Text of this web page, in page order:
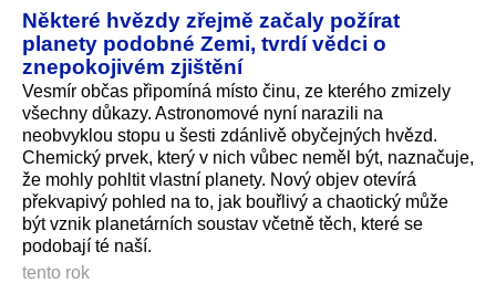
Některé hvězdy zřejmě začaly požírat
planety podobné Zemi, tvrdí vědci o
znepokojivém zjištění
Vesmír občas připomíná místo činu, ze kterého zmizely
všechny důkazy. Astronomové nyní narazili na
neobvyklou stopu u šesti zdánlivě obyčejných hvězd.
Chemický prvek, který v nich vůbec neměl být, naznačuje,
že mohly pohltit vlastní planety. Nový objev otevírá
překvapivý pohled na to, jak bouřlivý a chaotický může
být vznik planetárních soustav včetně těch, které se
podobají té naší.
tento rok